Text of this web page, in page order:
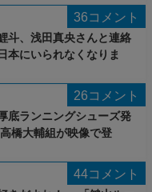
36コメント
斗、浅田真央さんと連絡
本にいられなくなりま
26コメント
底ランニングシューズ発
橋大輔組が映像で登
44コメント